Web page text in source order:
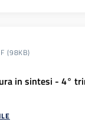
(98KB)
in sintesi - 4°